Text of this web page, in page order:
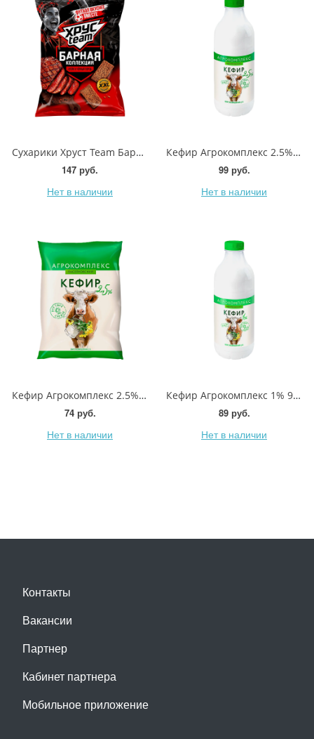
Сухарики Хруст Team Барная коллекция Стейк и черный перец 140г
147 руб.
Нет в наличии
Кефир Агрокомплекс 2.5% 900г
99 руб.
Нет в наличии
Кефир Агрокомплекс 2.5% 900мл
74 руб.
Нет в наличии
Кефир Агрокомплекс 1% 900мл
89 руб.
Нет в наличии
Контакты
Вакансии
Партнер
Кабинет партнера
Мобильное приложение